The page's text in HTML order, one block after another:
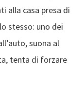
alla casa presa di
stesso: uno dei
suona al
tenta di forzare